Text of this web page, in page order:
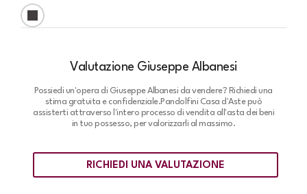
Valutazione Giuseppe Albanesi
Possiedi un'opera di Giuseppe Albanesi da vendere? Richiedi una
stima gratuita e confidenziale.Pandolfini Casa d'Aste può
assisterti attraverso l'intero processo di vendita all'asta dei beni
in tuo possesso, per valorizzarli al massimo.
RICHIEDI UNA VALUTAZIONE